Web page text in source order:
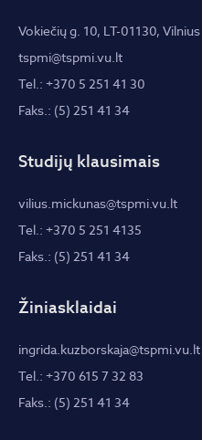
Vokiečių g. 10, LT-01130, Vilnius
tspmi@tspmi.vu.lt
Tel.: +370 5 251 41 30
Faks.: (5) 251 41 34
Studijų klausimais
vilius.mickunas@tspmi.vu.lt
Tel.: +370 5 251 4135
Faks.: (5) 251 41 34
Žiniasklaidai
ingrida.kuzborskaja@tspmi.vu.lt
Tel.: +370 615 7 32 83
Faks.: (5) 251 41 34